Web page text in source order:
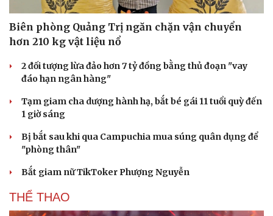
Văn hóa
Sân khấu - Điện ảnh
Văn học
Âm nhạc
Giải trí
Thời trang
Biên phòng Quảng Trị ngăn chặn vận chuyển
hơn 210 kg vật liệu nổ
2 đối tượng lừa đảo hơn 7 tỷ đồng bằng thủ đoạn "vay
đáo hạn ngân hàng"
Tạm giam cha dượng hành hạ, bắt bé gái 11 tuổi quỳ đến
1 giờ sáng
Bị bắt sau khi qua Campuchia mua súng quân dụng để
"phòng thân"
Bắt giam nữ TikToker Phượng Nguyễn
THỂ THAO